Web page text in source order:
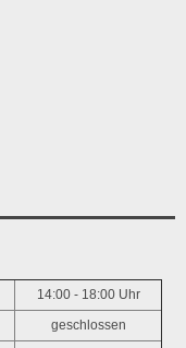
14:00 - 18:00 Uhr
geschlossen